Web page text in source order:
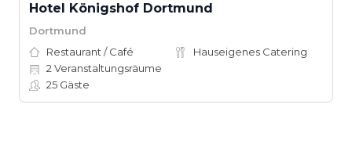
Hotel Königshof Dortmund
Dortmund
Restaurant / Café
Hauseigenes Catering
2 Veranstaltungsräume
25 Gäste